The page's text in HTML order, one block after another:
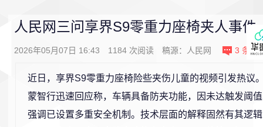
人民网三问享界S9零重力座椅夹人事件
2026年05月07日 16:43 1184 次阅读 稿源：人民网 3 条评
近日，享界S9零重力座椅险些夹伤儿童的视频引发热议
蒙智行迅速回应称，车辆具备防夹功能，因未达触发阈
强调已设置多重安全机制。技术层面的解释固然有其逻